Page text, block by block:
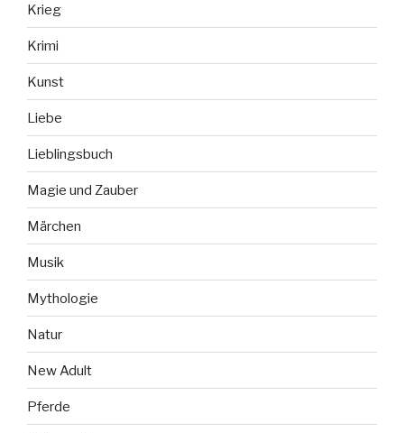
Krieg
Krimi
Kunst
Liebe
Lieblingsbuch
Magie und Zauber
Märchen
Musik
Mythologie
Natur
New Adult
Pferde